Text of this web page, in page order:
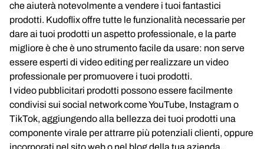
che aiuterà notevolmente a vendere i tuoi fantastici
prodotti. Kudoflix offre tutte le funzionalità necessarie per
dare ai tuoi prodotti un aspetto professionale, e la parte
migliore è che è uno strumento facile da usare: non serve
essere esperti di video editing per realizzare un video
professionale per promuovere i tuoi prodotti.
I video pubblicitari prodotti possono essere facilmente
condivisi sui social network come YouTube, Instagram o
TikTok, aggiungendo alla bellezza dei tuoi prodotti una
componente virale per attrarre più potenziali clienti, oppure
incorporati nel sito web o nel blog della tua azienda.